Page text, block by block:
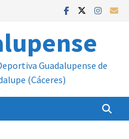
Guadalupense de
(Cáceres)